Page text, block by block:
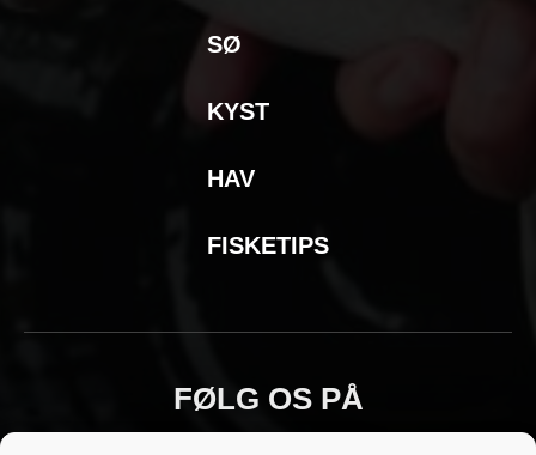
SØ
KYST
HAV
FISKETIPS
FØLG OS PÅ